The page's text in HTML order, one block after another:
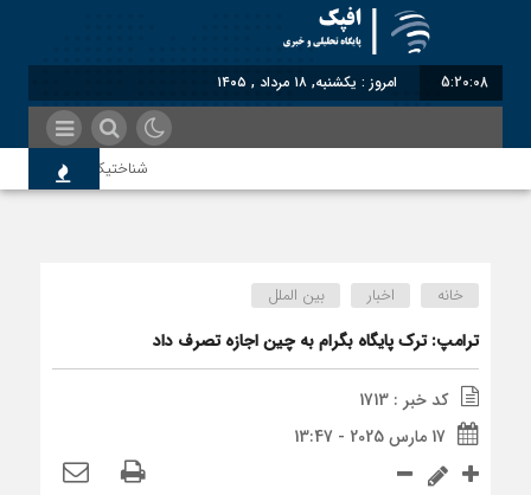
5:20:09 امروز : یکشنبه, ۱۸ مرداد , ۱۴۰۵
شناختیک| ۸۶ درصد مهاجران حامی ایران در جنگ؛ ۷۵ درصد مهاجران دولت چهاردهم را خیرخواه خود نمی‌دانند
اختصاصی| معطلی بار تاجران
خانه اخبار بین الملل
ترامپ: ترک پایگاه بگرام به چین اجازه تصرف داد
کد خبر : 1713
17 مارس 2025 - 13:47